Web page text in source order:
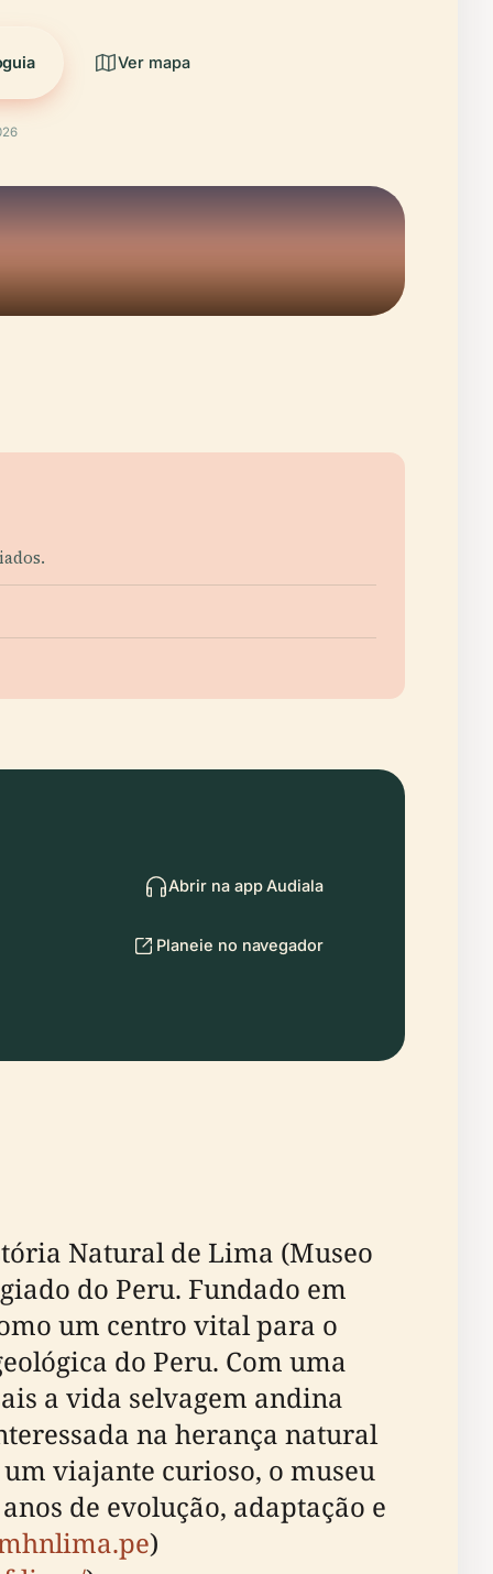
Ver mapa
Abrir na app Audiala
Planeie no navegador
Natural de Lima (Museo
do Peru. Fundado em
um centro vital para o
do Peru. Com uma
a vida selvagem andina
na herança natural
viajante curioso, o museu
de evolução, adaptação e
)